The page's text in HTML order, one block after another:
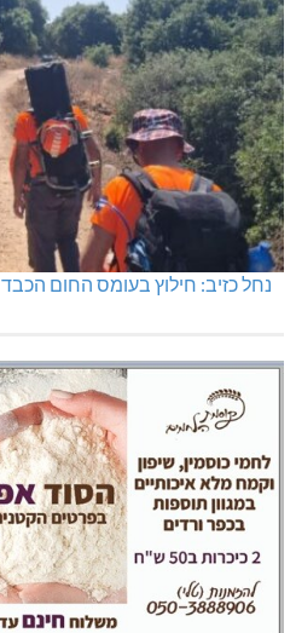
נחל כזיב: חילוץ בעומס החום הכבד